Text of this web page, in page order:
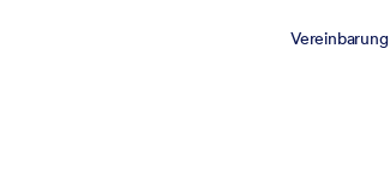
Vereinbarung